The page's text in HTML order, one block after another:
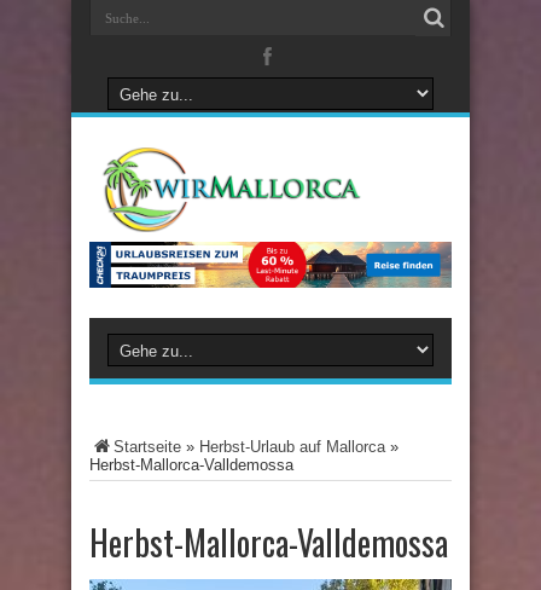
Startseite » Herbst-Urlaub auf Mallorca»
Herbst-Mallorca-Valldemossa
Herbst-Mallorca-Valldemossa